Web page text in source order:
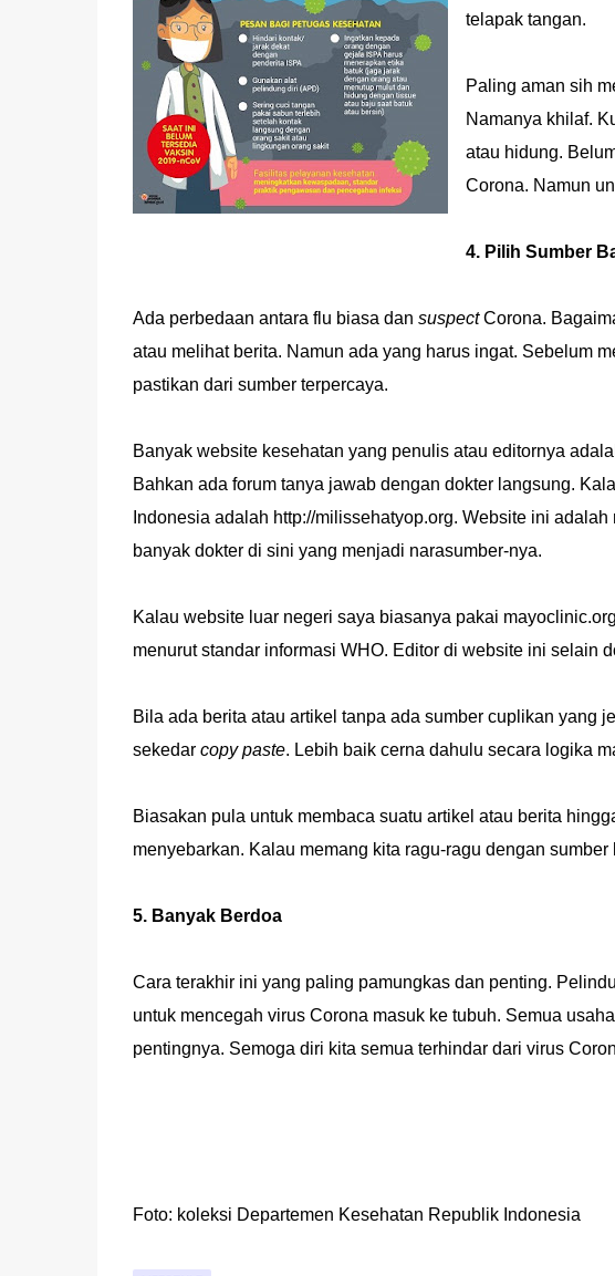
telapak tangan.
Paling aman sih
Namanya khilaf.
atau hidung.
Corona. Namun
4. Pilih Sumber
Ada perbedaan antara flu biasa dan suspectCorona.
atau melihat berita. Namun ada yang harus ingat. Sebelum
pastikan dari sumber terpercaya.
Banyak website kesehatan yang penulis atau editornya
Bahkan ada forum tanya jawab dengan dokter langsung.
Indonesia adalah http://milissehatyop.org. Website ini
banyak dokter di sini yang menjadi narasumber-nya.
Kalau website luar negeri saya biasanya pakai
menurut standar informasi WHO. Editor di website ini selain
Bila ada berita atau artikel tanpa ada sumber cuplikan yang
sekedar copy paste. Lebih baik cerna dahulu secara logika
Biasakan pula untuk membaca suatu artikel atau berita
menyebarkan. Kalau memang kita ragu-ragu dengan
5. Banyak Berdoa
Cara terakhir ini yang paling pamungkas dan penting.
untuk mencegah virus Corona masuk ke tubuh. Semua
pentingnya. Semoga diri kita semua terhindar dari virus
Foto: koleksi Departemen Kesehatan Republik Indonesia